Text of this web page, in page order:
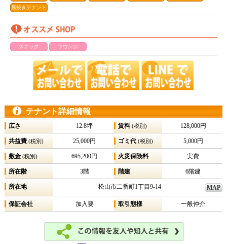
居抜きテナント
スナック ラウンジ
テナント詳細情報
広さ 12.8坪 賃料 (税別) 128,000円
共益費 (税別) 25,000円 ゴミ代 (税別) 5,000円
敷金 (税別) 695,200円 火災保険料 実費
所在階 3階 階建 6階建
所在地 松山市二番町1丁目9-14 MAP
保証会社 加入要 取引態様 一般仲介